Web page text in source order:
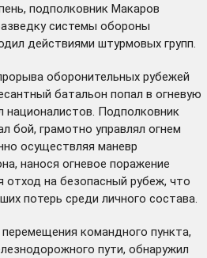
подполковник Макаров
системы обороны
действиями штурмовых групп.
оборонительных рубежей
батальон попал в огневую
националистов. Подполковник
бой, грамотно управлял огнем
осуществляя маневр
нанося огневое поражение
отход на безопасный рубеж, что
потерь среди личного состава.
командного пункта,
пути, обнаружил